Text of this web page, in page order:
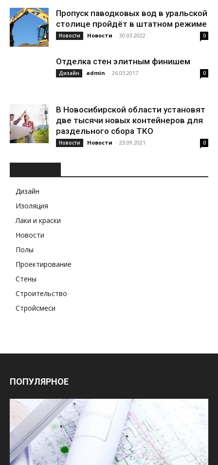
Пропуск паводковых вод в уральской
столице пройдёт в штатном режиме
Новости Новости - 30.03.2022 0
Отделка стен элитным финишем
Дизайн admin - 26.03.2017 0
В Новосибирской области установят
две тысячи новых контейнеров для
раздельного сбора ТКО
Новости Новости - 23.09.2021 0
Дизайн
Изоляция
Лаки и краски
Новости
Полы
Проектирование
Стены
Строительство
Стройсмеси
ПОПУЛЯРНОЕ